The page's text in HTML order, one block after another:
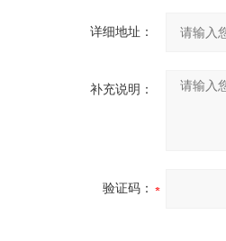
详细地址：
补充说明：
验证码：